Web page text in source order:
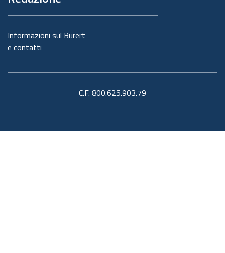
Informazioni sul Burert
e contatti
C.F. 800.625.903.79